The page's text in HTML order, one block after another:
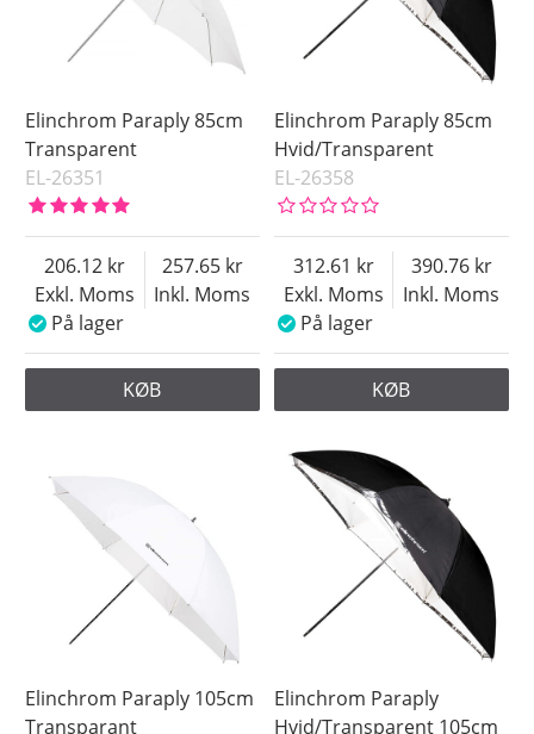
Elinchrom Paraply 85cm
Transparent
EL-26351
Exkl. Moms
206.12
Inkl. Moms
257.65
På lager
KØB
Elinchrom Paraply 85cm
Hvid/Transparent
EL-26358
Exkl. Moms
312.61
Inkl. Moms
390.76
På lager
KØB
Elinchrom Paraply 105cm
Transparant
Elinchrom Paraply
Hvid/Transparent 105cm